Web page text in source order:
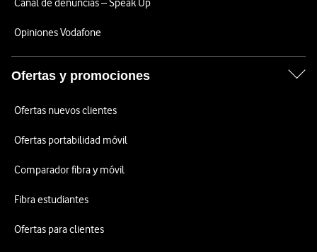
Canal de denuncias – Speak Up
Opiniones Vodafone
Ofertas y promociones
Ofertas nuevos clientes
Ofertas portabilidad móvil
Comparador fibra y móvil
Fibra estudiantes
Ofertas para clientes